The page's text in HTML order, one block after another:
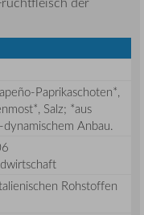
Paprikaschoten*,
Salz; *aus
Anbau.
Rohstoffen